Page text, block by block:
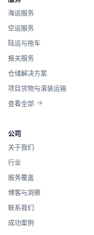
海运服务
空运服务
陆运与拖车
报关服务
仓储解决方案
项目货物与滚装运输
查看全部
公司
关于我们
行业
服务覆盖
博客与洞察
联系我们
成功案例